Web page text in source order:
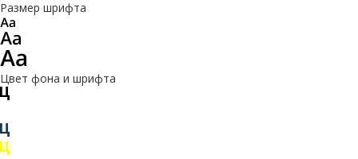
Размер шрифта
Цвет фона и шрифта